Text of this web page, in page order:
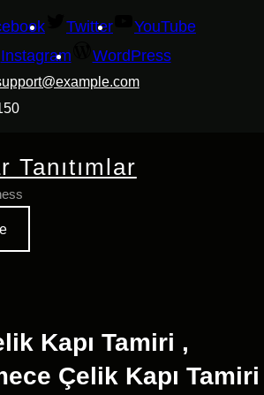
Twitter
YouTube
Instagram
WordPress
Tanıtımlar
Kapı Tamiri ,
Çelik Kapı Tamiri